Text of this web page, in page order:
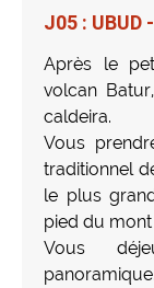
J05 : UBUD
Après le
volcan
caldeira.
Vous
traditionnel
le plus
pied du mont
Vous
panoramique.